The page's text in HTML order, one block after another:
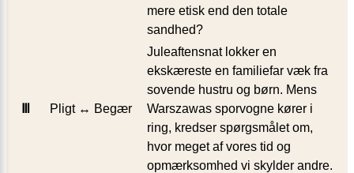
mere etisk end den totale
sandhed?
Pligt ↔ Begær
Juleaftens­nat lokker en
ekskæreste en familiefar væk fra
sovende hustru og børn. Mens
Warszawas sporvogne kører i
ring, kredser spørgsmålet om,
hvor meget af vores tid og
opmærksomhed vi skylder andre.